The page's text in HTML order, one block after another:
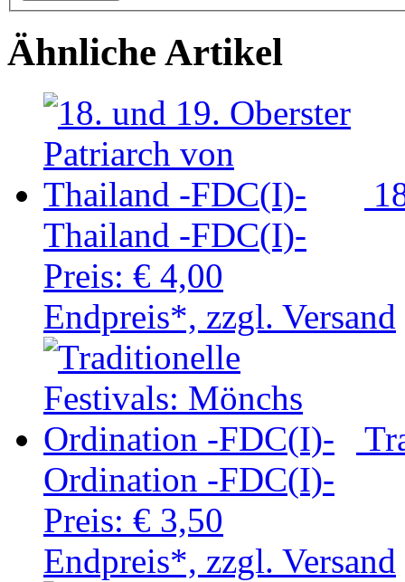
Ähnliche Artikel
Thailand -FDC(I)-
Preis: € 4,00
Endpreis*, zzgl. Versand
Ordination -FDC(I)-
Preis: € 3,50
Endpreis*, zzgl. Versand